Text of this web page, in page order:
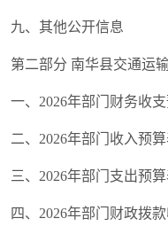
九、其他公开信息
第二部分 南华县交通运
一、2026年部门财务收
二、2026年部门收入预
三、2026年部门支出预
四、2026年部门财政拨